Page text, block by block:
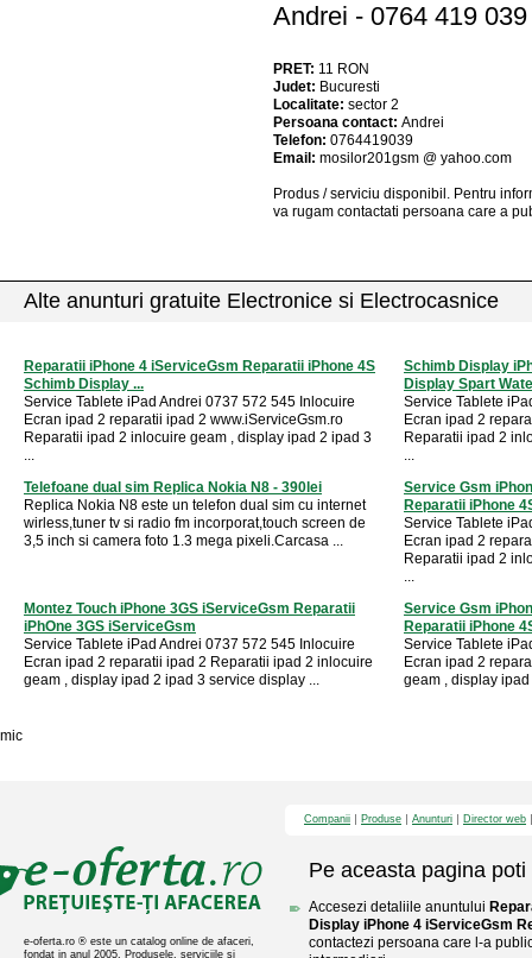
Andrei - 0764 419 039
PRET: 11 RON
Judet: Bucuresti
Localitate: sector 2
Persoana contact: Andrei
Telefon: 0764419039
Email: mosilor201gsm @ yahoo.com
Produs / serviciu disponibil . Pentru
va rugam contactati persoana care a
Alte anunturi gratuite Electronice si Electrocasnice
Reparatii iPhone 4 iServiceGsm Reparatii iPhone 4S
Schimb Display ...
Service Tablete iPad Andrei 0737 572 545 Inlocuire
Ecran ipad 2 reparatii ipad 2 www.iServiceGsm.ro
Reparatii ipad 2 inlocuire geam , display ipad 2 ipad 3
...
Schimb Display
Display Spart
Service Tablete
Ecran ipad 2
Reparatii ipad 2
...
Telefoane dual sim Replica Nokia N8 - 390lei
Replica Nokia N8 este un telefon dual sim cu internet
wirless,tuner tv si radio fm incorporat,touch screen de
3,5 inch si camera foto 1.3 mega pixeli.Carcasa ...
Service Gsm
Reparatii iPhone
Service Tablete
Ecran ipad 2
Reparatii ipad 2
...
Montez Touch iPhone 3GS iServiceGsm Reparatii
iPhOne 3GS iServiceGsm
Service Tablete iPad Andrei 0737 572 545 Inlocuire
Ecran ipad 2 reparatii ipad 2 Reparatii ipad 2 inlocuire
geam , display ipad 2 ipad 3 service display ...
Service Gsm
Reparatii iPhone
Service Tablete
Ecran ipad 2
geam , display
mic
e-oferta.ro ® este un catalog online de afaceri,
fondat in anul 2005. Produsele, serviciile si
Companii Produse Anunturi Director web
Pe aceasta pagina poti
Accesezi detaliile anuntului
Display iPhone 4 iServiceGsm
contactezi persoana care l-a